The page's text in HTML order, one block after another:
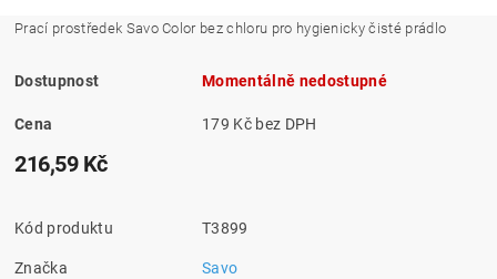
Prací prostředek Savo Color bez chloru pro hygienicky čisté prádlo
Dostupnost Momentálně nedostupné
Cena 179 Kč bez DPH
216,59 Kč
Kód produktu T3899
Značka Savo